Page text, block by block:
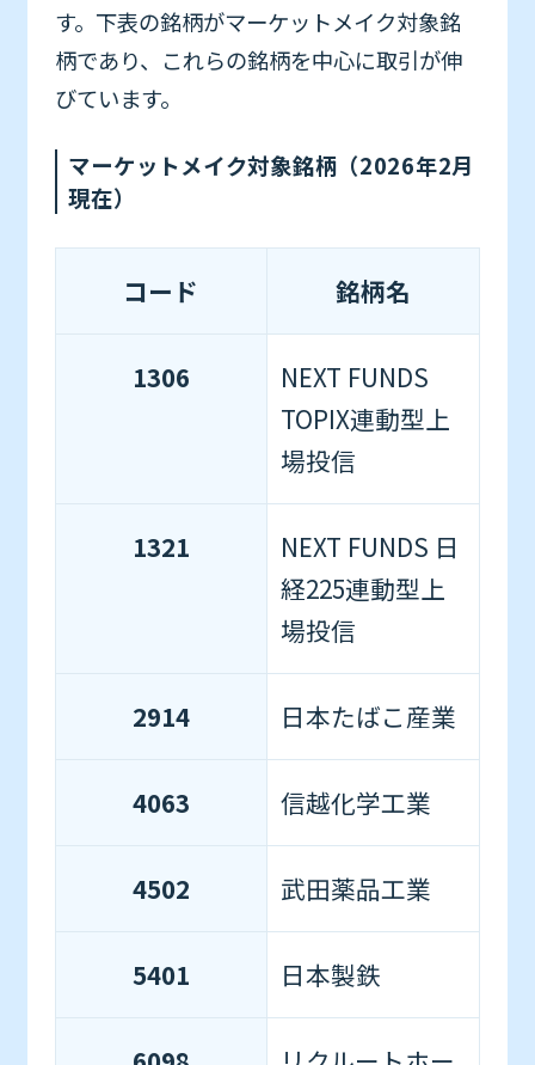
す。下表の銘柄がマーケットメイク対象銘
柄であり、これらの銘柄を中心に取引が伸
びています。
マーケットメイク対象銘柄（2026年2月
現在）
コード 銘柄名
1306
NEXT FUNDS
TOPIX連動型上
場投信
1321
NEXT FUNDS 日
経225連動型上
場投信
2914 日本たばこ産業
4063 信越化学工業
4502 武田薬品工業
5401 日本製鉄